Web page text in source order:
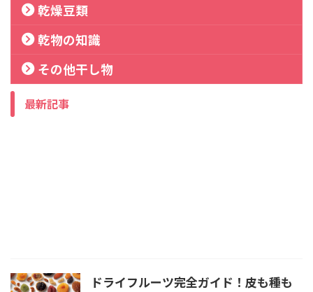
乾燥豆類
乾物の知識
その他干し物
最新記事
ドライフルーツ完全ガイド！皮も種も